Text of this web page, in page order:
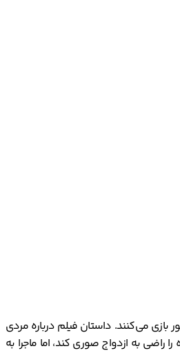
خان، اورمیلا ماتوندکار و شامی کاپور بازی می‌کنند. داستان فیلم درباره مردی
به ازدواج صوری کند، اما ماجرا به